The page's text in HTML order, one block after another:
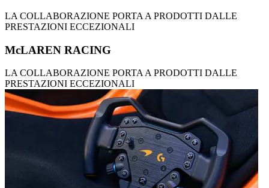
LA COLLABORAZIONE PORTA A PRODOTTI DALLE
PRESTAZIONI ECCEZIONALI
McLAREN RACING
LA COLLABORAZIONE PORTA A PRODOTTI DALLE
PRESTAZIONI ECCEZIONALI